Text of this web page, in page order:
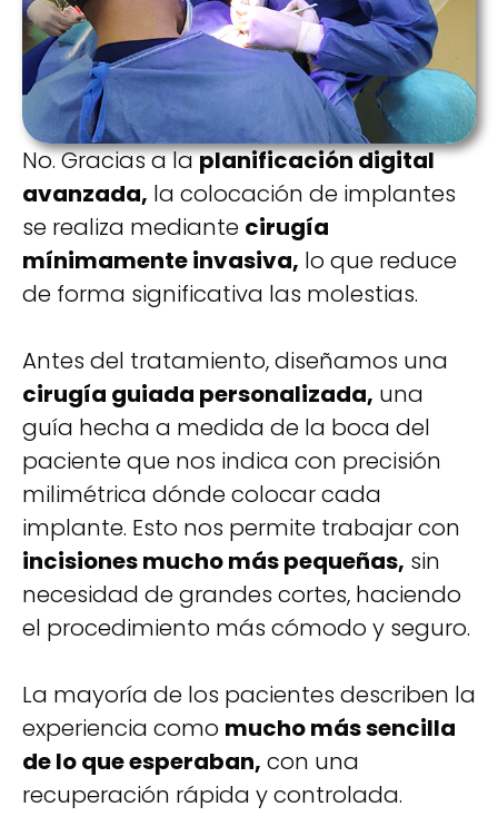
No. Gracias a laplanificación digital
avanzada, la colocación de implantes
se realiza mediante cirugía
mínimamente invasiva, lo que reduce
de forma significativa las molestias.
Antes del tratamiento, diseñamos una
cirugía guiada personalizada, una
guía hecha a medida de la boca del
paciente que nos indica con precisión
milimétrica dónde colocar cada
implante. Esto nos permite trabajar con
incisiones mucho más pequeñas, sin
necesidad de grandes cortes, haciendo
el procedimiento más cómodo y seguro.
La mayoría de los pacientes describen la
experiencia como mucho más sencilla
de lo que esperaban, con una
recuperación rápida y controlada.